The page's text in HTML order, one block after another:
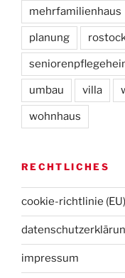
mehrfamilienhaus
planung
umbau villa
wohnhaus
RECHTLICHES
cookie-richtlinie (EU)
impressum